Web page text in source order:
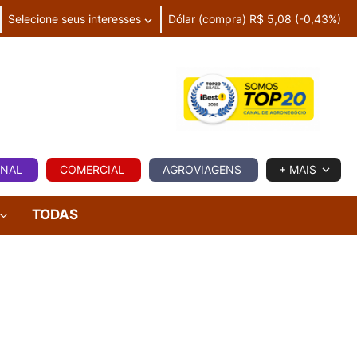
Selecione seus interesses Dólar (compra) R$ 5,08 (-0,43%)
COMERCIAL AGROVIAGENS + MAIS
TODAS